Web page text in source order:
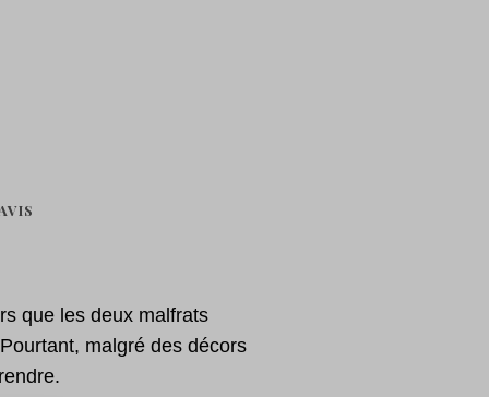
AVIS
que les deux malfrats
malgré des décors